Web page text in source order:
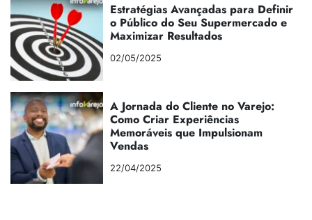
Estratégias Avançadas para Definir
o Público do Seu Supermercado e
Maximizar Resultados
02/05/2025
A Jornada do Cliente no Varejo:
Como Criar Experiências
Memoráveis que Impulsionam
Vendas
22/04/2025